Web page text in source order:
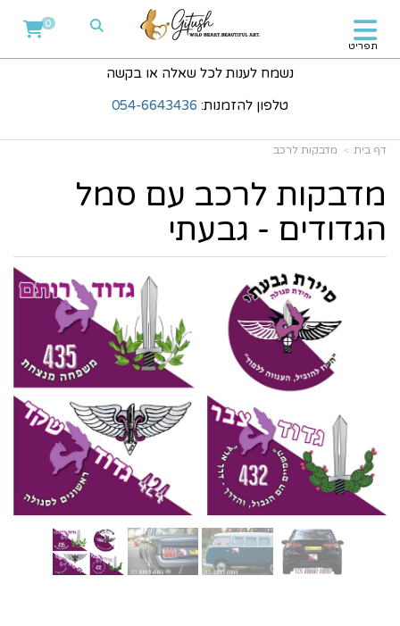
נשמח לענות לכל שאלה או בקשה
טלפון להזמנות: 054-6643436
תפריט
0
דף בית מדבקות לרכב
מדבקות לרכב עם סמל
הגדודים - גבעתי